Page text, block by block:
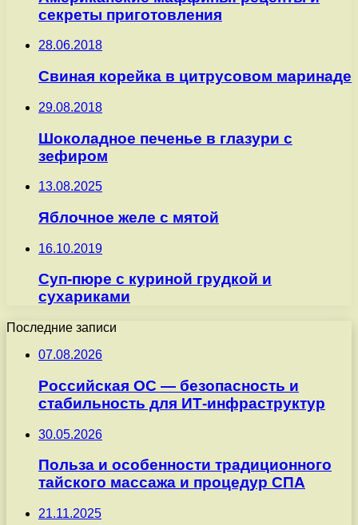
секреты приготовления
28.06.2018
Свиная корейка в цитрусовом маринаде
29.08.2018
Шоколадное печенье в глазури с
зефиром
13.08.2025
Яблочное желе с мятой
16.10.2019
Суп-пюре с куриной грудкой и
сухариками
Последние записи
07.08.2026
Российская ОС — безопасность и
стабильность для ИТ-инфраструктур
30.05.2026
Польза и особенности традиционного
тайского массажа и процедур СПА
21.11.2025